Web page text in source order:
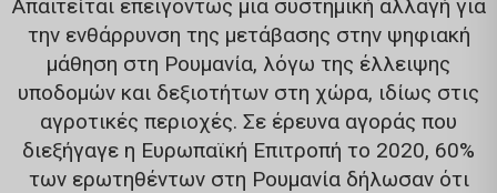
Απαιτείται επειγόντως μια συστημική αλλαγή για
την ενθάρρυνση της μετάβασης στην ψηφιακή
μάθηση στη Ρουμανία, λόγω της έλλειψης
υποδομών και δεξιοτήτων στη χώρα, ιδίως στις
αγροτικές περιοχές. Σε έρευνα αγοράς που
διεξήγαγε η Ευρωπαϊκή Επιτροπή το 2020, 60%
των ερωτηθέντων στη Ρουμανία δήλωσαν ότι